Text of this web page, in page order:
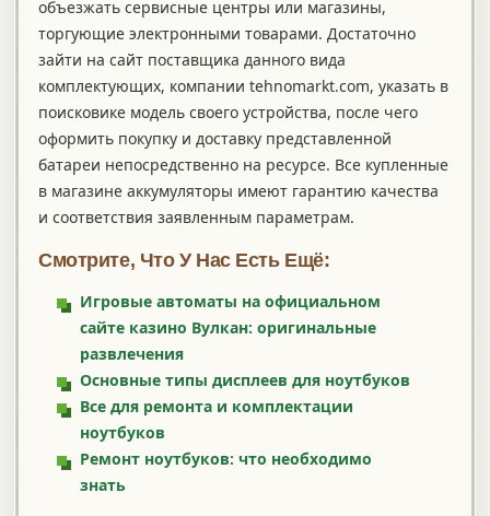
объезжать сервисные центры или магазины,
торгующие электронными товарами. Достаточно
зайти на сайт поставщика данного вида
комплектующих, компании tehnomarkt.com, указать в
поисковике модель своего устройства, после чего
оформить покупку и доставку представленной
батареи непосредственно на ресурсе. Все купленные
в магазине аккумуляторы имеют гарантию качества
и соответствия заявленным параметрам.
Смотрите, Что У Нас Есть Ещё:
Игровые автоматы на официальном
сайте казино Вулкан: оригинальные
развлечения
Основные типы дисплеев для ноутбуков
Все для ремонта и комплектации
ноутбуков
Ремонт ноутбуков: что необходимо
знать